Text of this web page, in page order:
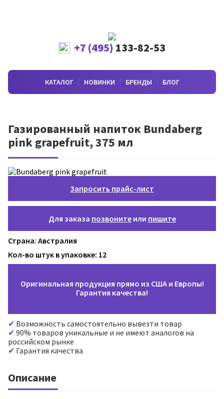
+7 (495) 133-82-53
КАТАЛОГ НОВИНКИ БРЕНДЫ БЛОГ
Газированный напиток Bundaberg
pink grapefruit, 375 мл
Запросить прайс-лист
Для заказа позвонитеили пишите
Страна: Австралия
Кол-во штук в упаковке: 12
Оригинальная продукция прямо из США и Европы!
Гарантия качества!
Возможность самостоятельно вывезти товар
90% товаров уникальные и не имеют аналогов на
российском рынке
Гарантия качества
Описание